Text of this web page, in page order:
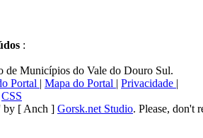
:
Municípios do Vale do Douro Sul.
Portal | Mapa do Portal | Privacidade |
CSS
by [ Anch ] Gorsk.net Studio. Please, don't